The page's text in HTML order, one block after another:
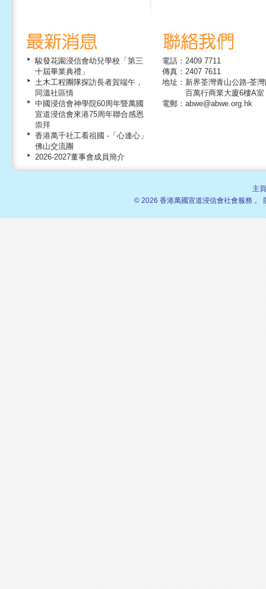
駿發花園浸信會幼兒學校「第三
十屆畢業典禮」
土木工程團隊探訪長者賀端午，
同溫社區情
中國浸信會神學院60周年暨萬國
宣道浸信會來港75周年聯合感恩
崇拜
香港萬千社工看祖國 -「心連心」
佛山交流團
2026-2027董事會成員簡介
電話：2409 7711
傳真：2407 7611
地址：新界荃灣青山公路-荃
百萬行商業大廈6樓A室
電郵： abwe@abwe.org.hk
主頁
© 2026 香港萬國宣道浸信會社會服務 。